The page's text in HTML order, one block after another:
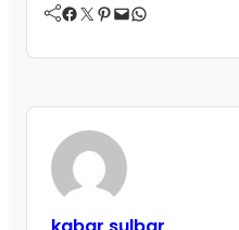
Facebook Twitter Pinterest Mail WhatsApp